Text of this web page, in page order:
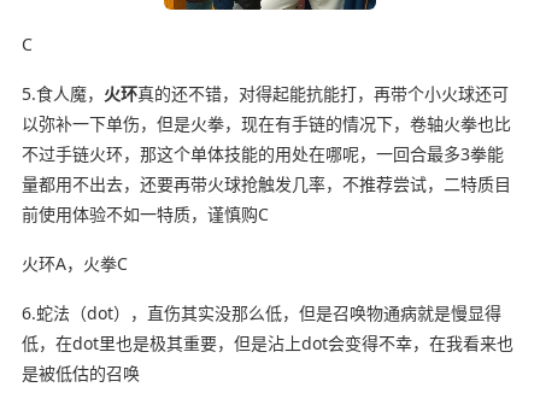
C
5.食人魔， 火环真的还不错，对得起能抗能打，再带个小火球还可
以弥补一下单伤，但是火拳，现在有手链的情况下，卷轴火拳也比
不过手链火环，那这个单体技能的用处在哪呢，一回合最多3拳能
量都用不出去，还要再带火球抢触发几率，不推荐尝试，二特质目
前使用体验不如一特质，谨慎购C
火环A，火拳C
6.蛇法（dot），直伤其实没那么低，但是召唤物通病就是慢显得
低，在dot里也是极其重要，但是沾上dot会变得不幸，在我看来也
是被低估的召唤